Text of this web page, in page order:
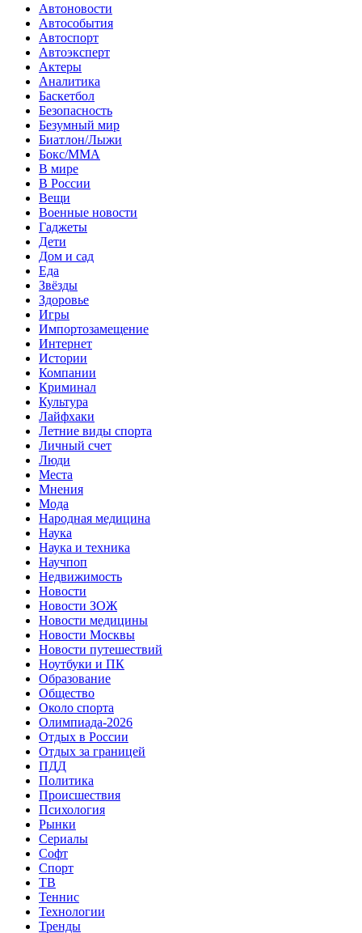
Автоновости
Автособытия
Автоспорт
Автоэксперт
Актеры
Аналитика
Баскетбол
Безопасность
Безумный мир
Биатлон/Лыжи
Бокс/MMA
В мире
В России
Вещи
Военные новости
Гаджеты
Дети
Дом и сад
Еда
Звёзды
Здоровье
Игры
Импортозамещение
Интернет
Истории
Компании
Криминал
Культура
Лайфхаки
Летние виды спорта
Личный счет
Люди
Места
Мнения
Мода
Народная медицина
Наука
Наука и техника
Научпоп
Недвижимость
Новости
Новости ЗОЖ
Новости медицины
Новости Москвы
Новости путешествий
Ноутбуки и ПК
Образование
Общество
Около спорта
Олимпиада-2026
Отдых в России
Отдых за границей
ПДД
Политика
Происшествия
Психология
Рынки
Сериалы
Софт
Спорт
ТВ
Теннис
Технологии
Тренды